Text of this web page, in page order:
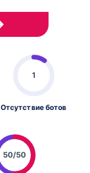
1
Отсутствие ботов
50/50